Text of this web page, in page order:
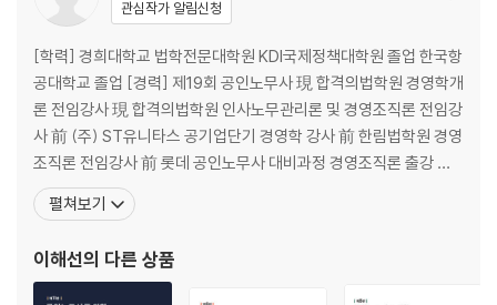
험서를 통해 전체의 맥락을 이해하고 흐름을 잡는 데 도움이 되겠지만, 시
험을 대비하기 위해서는 요약·정리된 보조 교재가 필요하다고 생각됩니다.
그래서 그동안 비공식적으로 수강생분들에게만 제공되었던 서브노트를
정식 출간하였습니다. 서브노트에 수험서 및 기본서의 핵심 내용을 정리하
여 반복적으로 학습해 주세요.
「공인노무사를 위한 인적자원관리」제11판의 개정 사항은 다음과 같습니
다.
첫째, 기본서의 역할에 충실하기 위해 예시, 부연 설명, 도식 등을 충분히
추가하였습니다. 인사노무관리론을 수험적으로 접근할 때 가장 먼저 접하
Ⅳ. 인사관리의 기능적 차원 : 인사관리의 기능에 대한 분류 22
Ⅴ. 인사관리의 관리적 차원 23
Ⅵ. 인사관리의 제도적 차원 24
제3장 인사관리의 환경적 차원 28
Ⅰ. 인적자원관리와 환경 28
Ⅱ. 인적자원관리의 외부환경 28
Ⅲ. 인적자원관리의 내부환경 32
Ⅴ. 환경으로 인한 구체적 인사 기능의 변화 36
관심작가 알림신청
[학력] 경희대학교 법학전문대학원 KDI국제정책대학원 졸업 한국항
공대학교 졸업 [경력] 제19회 공인노무사 現 합격의법학원 경영학개
론 전임강사 現 합격의법학원 인사노무관리론 및 경영조직론 전임강
사 前 (주) ST유니타스 공기업단기 경영학 강사 前 한림법학원 경영
조직론 전임강사 前 롯데 공인노무사 대비과정 경영조직론 출강 前
롯데면세점 간부승진자격 대비과정 전략경영 및 조직행동론 출강 前
삼성 공인노무사 대비과정 인사노무관리론 및 경영조직론 출강 前 L
공인노무사를 위한 경영학개
펼쳐보기
이해선의 다른 상품